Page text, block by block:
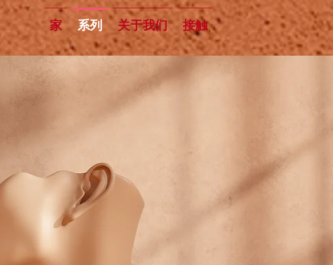
家 系列 关于我们 接触